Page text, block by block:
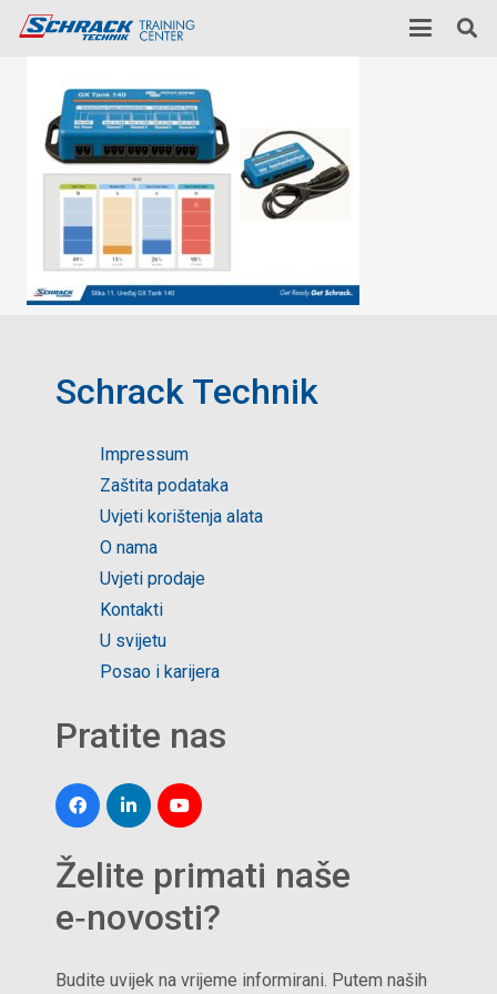
Schrack Technik
Impressum
Zaštita podataka
Uvjeti korištenja alata
O nama
Uvjeti prodaje
Kontakti
U svijetu
Posao i karijera
Pratite nas
Želite primati naše
e‑novosti?
Budite uvijek na vrijeme informirani. Putem naših